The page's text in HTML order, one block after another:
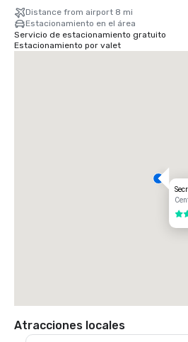
minimal travel time for all participants.
Distance from airport 8 mi
Estacionamiento en el área
Servicio de estacionamiento gratuito
Estacionamiento por valet
5
Atracciones locales